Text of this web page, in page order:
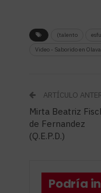
(talento
Video - Saborido en
ARTÍCULO
Mirta Beatriz
de Fernandez
(Q.E.P.D.)
Podría